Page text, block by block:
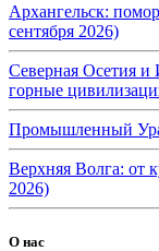
Архангельск:
сентября 2026)
Северная Осетия и
горные
Промышленный
Верхняя Волга: от
2026)
О нас